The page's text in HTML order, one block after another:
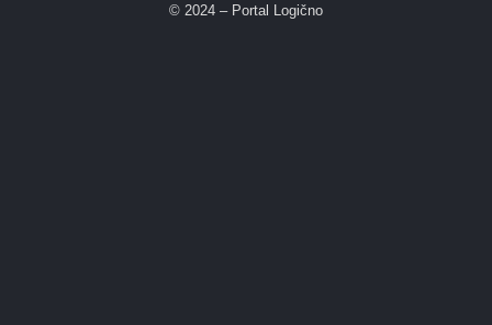
© 2024 – Portal Logično